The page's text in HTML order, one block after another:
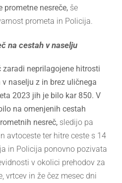
prometne nesreče, še
prometa in Policija.
na cestah v naselju
zaradi neprilagojene hitrosti
naselju z in brez uličnega
2023 jih je bilo kar 850. V
na omenjenih cestah
nesreč, sledijo pa
avtoceste ter hitre ceste s 14
in Policija ponovno pozivata
v okolici prehodov za
vrtcev in že čez mesec dni